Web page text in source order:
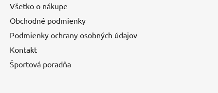
Všetko o nákupe
Obchodné podmienky
Podmienky ochrany osobných údajov
Kontakt
Športová poradňa